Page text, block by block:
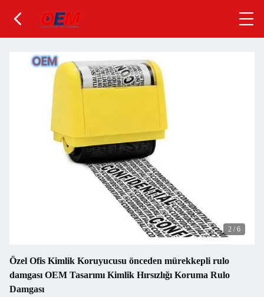
2 / 6
Özel Ofis Kimlik Koruyucusu önceden mürekkepli rulo
damgası OEM Tasarımı Kimlik Hırsızlığı Koruma Rulo
Damgası